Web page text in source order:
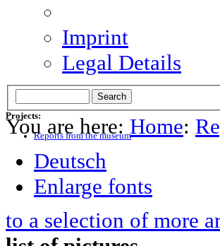
Imprint
Legal Details
Projects:
Reports from the museum
You are here: Home:
Deutsch
Enlarge fonts
to a selection of more